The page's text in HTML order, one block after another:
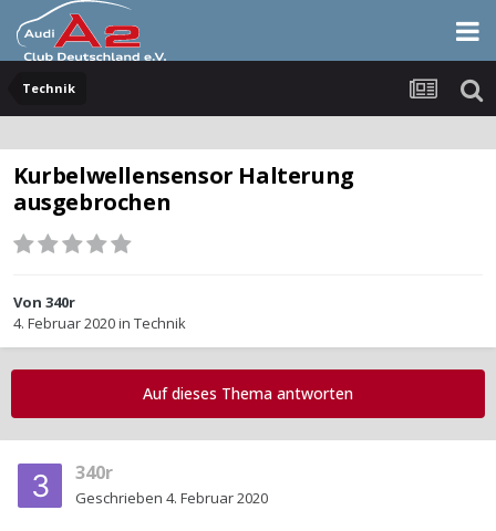
Technik
Kurbelwellensensor Halterung
ausgebrochen
Von 340r
4. Februar 2020in Technik
Auf dieses Thema antworten
340r
Geschrieben 4. Februar 2020